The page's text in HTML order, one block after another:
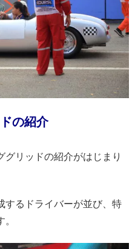
の紹介
グリッドの紹介がはじまり
するドライバーが並び、特